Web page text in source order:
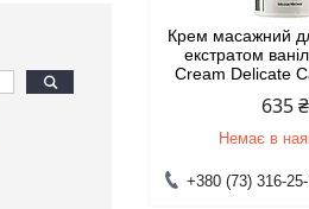
Крем масажний
екстратом
Cream Delicate
635 ₴
Немає в
+380 (73) 316-